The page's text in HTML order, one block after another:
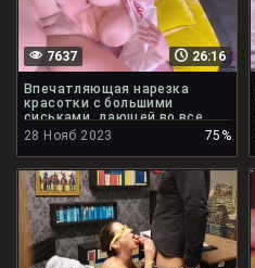
26:16
7637
Впечатляющая нарезка
красотки с большими
сиськами, дающей во все
дырки
28 Нояб 2023 75%